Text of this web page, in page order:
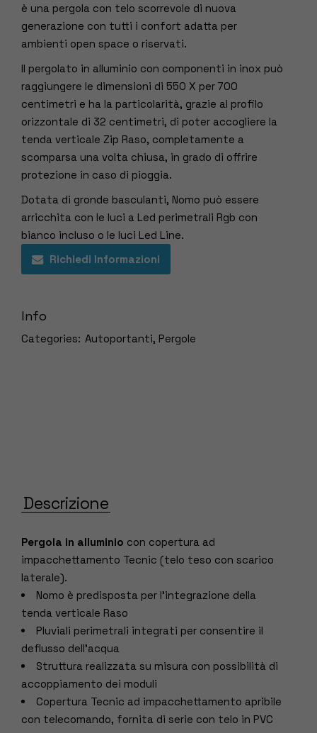
è una pergola con telo scorrevole di nuova
generazione con tutti i confort adatta per
ambienti open space o riservati.
Il pergolato in alluminio con componenti in inox può
raggiungere le dimensioni di 550 X per 700
centimetri e ha la particolarità, grazie al profilo
orizzontale di 32 centimetri, di poter accogliere la
tenda verticale Zip Raso, completamente a
scomparsa una volta chiusa, in grado di offrire
protezione in caso di pioggia.
Dotata di gronde basculanti, Nomo può essere
arricchita con le luci a Led perimetrali Rgb con
bianco incluso o le luci Led Line.
Richiedi Informazioni
Info
Categories: Autoportanti, Pergole
Descrizione
Pergola in alluminio con copertura ad
impacchettamento Tecnic (telo teso con scarico
laterale).
Nomo è predisposta per l’integrazione della
tenda verticale Raso
Pluviali perimetrali integrati per consentire il
deflusso dell’acqua
Struttura realizzata su misura con possibilità di
accoppiamento dei moduli
Copertura Tecnic ad impacchettamento apribile
con telecomando, fornita di serie con telo in PVC